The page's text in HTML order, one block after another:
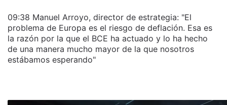
09:38 Manuel Arroyo, director de estrategia: "El
problema de Europa es el riesgo de deflación. Esa es
la razón por la que el BCE ha actuado y lo ha hecho
de una manera mucho mayor de la que nosotros
estábamos esperando"